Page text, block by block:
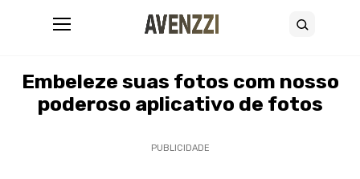
Buscar
Embeleze suas fotos com nosso
poderoso aplicativo de fotos
PUBLICIDADE